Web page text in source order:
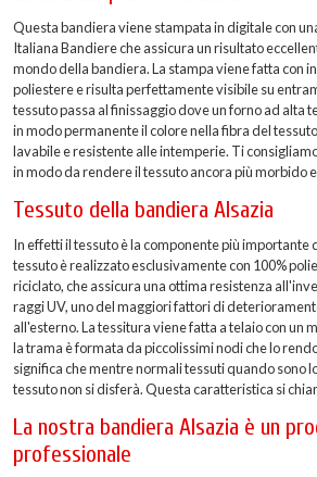
Questa bandiera viene stampata in digitale con
Italiana Bandiere che assicura un risultato
mondo della bandiera. La stampa viene fatta con
poliestere e risulta perfettamente visibile su
tessuto passa al finissaggio dove un forno ad alta
in modo permanente il colore nella fibra del
lavabile e resistente alle intemperie. Ti
in modo da rendere il tessuto ancora più morbido
Tessuto della bandiera Alsazia
In effetti il tessuto è la componente più importante
tessuto è realizzato esclusivamente con 100%
riciclato, che assicura una ottima resistenza
raggi UV, uno del maggiori fattori di
all'esterno. La tessitura viene fatta a telaio con un
la trama è formata da piccolissimi nodi che lo
significa che mentre normali tessuti quando sono
tessuto non si disferà. Questa caratteristica si
La nostra bandiera Alsazia è un
professionale